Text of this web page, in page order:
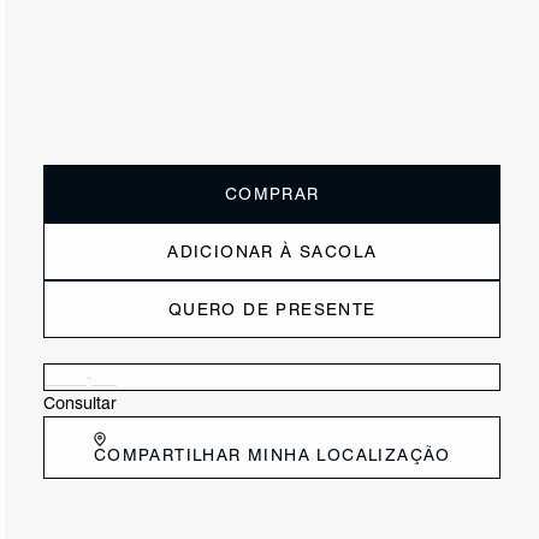
COMPRAR
ADICIONAR À SACOLA
QUERO DE PRESENTE
Consultar
COMPARTILHAR MINHA LOCALIZAÇÃO